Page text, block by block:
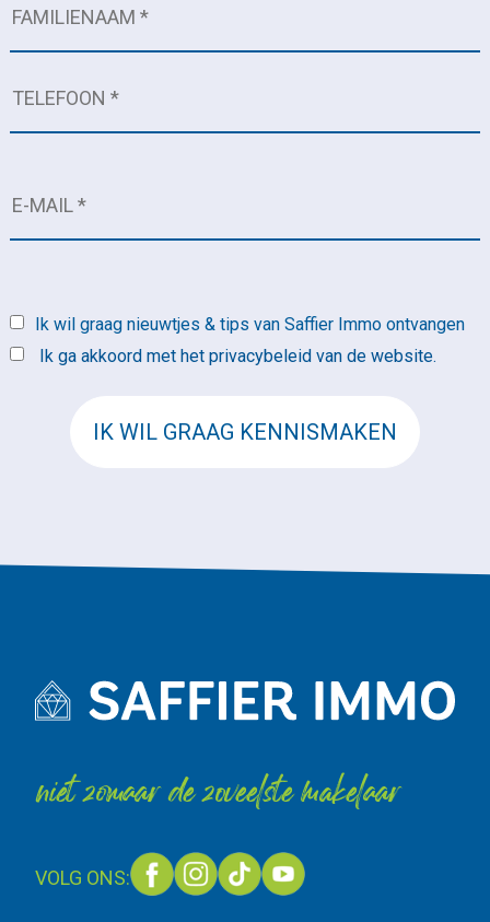
Ik wil graag nieuwtjes & tips van Saffier Immo ontvangen
Ik ga akkoord met het privacybeleid van de website.
IK WIL GRAAG KENNISMAKEN
niet zomaar de zoveelste makelaar
VOLG ONS: